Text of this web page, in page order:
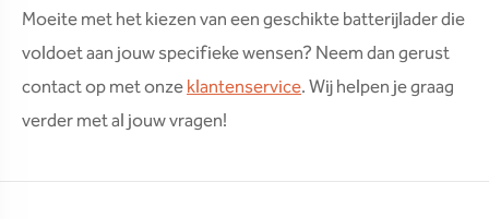
Moeite met het kiezen van een geschikte batterijlader die
voldoet aan jouw specifieke wensen? Neem dan gerust
contact op met onzeklantenservice. Wij helpen je graag
verder met al jouw vragen!